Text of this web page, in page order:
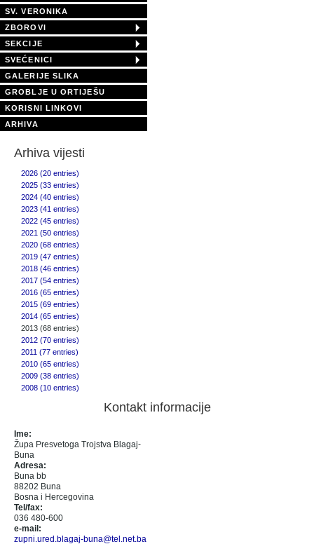
SV. VERONIKA
ZBOROVI
SEKCIJE
SVEĆENICI
GALERIJE SLIKA
GROBLJE U ORTIJEŠU
KORISNI LINKOVI
ARHIVA
Arhiva vijesti
2026 (20 entries)
2025 (33 entries)
2024 (40 entries)
2023 (41 entries)
2022 (45 entries)
2021 (50 entries)
2020 (68 entries)
2019 (47 entries)
2018 (46 entries)
2017 (54 entries)
2016 (65 entries)
2015 (69 entries)
2014 (65 entries)
2013 (68 entries)
2012 (70 entries)
2011 (77 entries)
2010 (65 entries)
2009 (38 entries)
2008 (10 entries)
Kontakt informacije
Ime:
Župa Presvetoga Trojstva Blagaj-
Buna
Adresa:
Buna bb
88202 Buna
Bosna i Hercegovina
Tel/fax:
036 480-600
e-mail:
zupni.ured.blagaj-buna@tel.net.ba